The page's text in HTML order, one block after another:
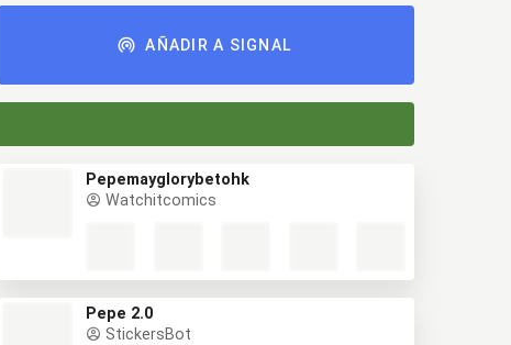
AÑADIR A SIGNAL
Pepemayglorybetohk
Watchitcomics
Pepe 2.0
StickersBot